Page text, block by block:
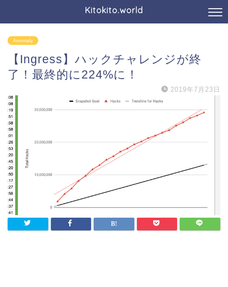
Kitokito.world
Anomaly
【Ingress】ハックチャレンジが終
了！最終的に224%に！
2019年7月23日